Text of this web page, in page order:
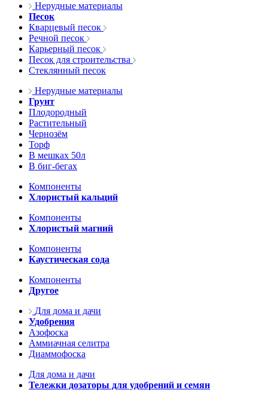
Нерудные материалы
Песок
Кварцевый песок
Речной песок
Карьерный песок
Песок для строительства
Стеклянный песок
Нерудные материалы
Грунт
Плодородный
Растительный
Чернозём
Торф
В мешках 50л
В биг-бегах
Компоненты
Хлористый кальций
Компоненты
Хлористый магний
Компоненты
Каустическая сода
Компоненты
Другое
Для дома и дачи
Удобрения
Азофоска
Аммиачная селитра
Диаммофоска
Для дома и дачи
Тележки дозаторы для удобрений и семян